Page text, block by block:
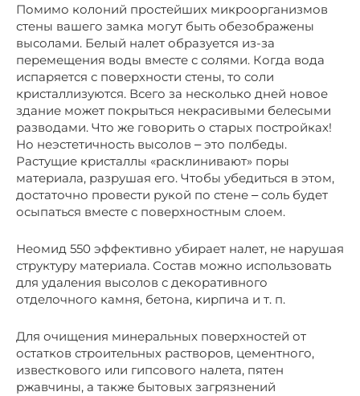
Помимо колоний простейших микроорганизмов
стены вашего замка могут быть обезображены
высолами. Белый налет образуется из-за
перемещения воды вместе с солями. Когда вода
испаряется с поверхности стены, то соли
кристаллизуются. Всего за несколько дней новое
здание может покрыться некрасивыми белесыми
разводами. Что же говорить о старых постройках!
Но неэстетичность высолов ‒ это полбеды.
Растущие кристаллы «расклинивают» поры
материала, разрушая его. Чтобы убедиться в этом,
достаточно провести рукой по стене ‒ соль будет
осыпаться вместе с поверхностным слоем.
Неомид 550 эффективно убирает налет, не нарушая
структуру материала. Состав можно использовать
для удаления высолов с декоративного
отделочного камня, бетона, кирпича и т. п.
Для очищения минеральных поверхностей от
остатков строительных растворов, цементного,
известкового или гипсового налета, пятен
ржавчины, а также бытовых загрязнений